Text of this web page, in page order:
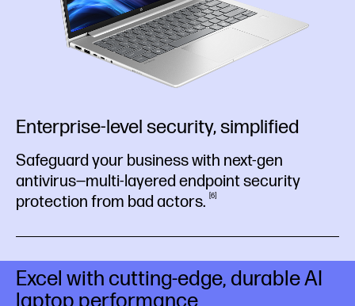
Enterprise-level security, simplified
Safeguard your business with next-gen
antivirus—multi-layered endpoint security
protection from bad actors. 6
Excel with cutting-edge, durable AI